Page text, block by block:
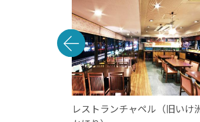
レストランチャペル（旧いけ